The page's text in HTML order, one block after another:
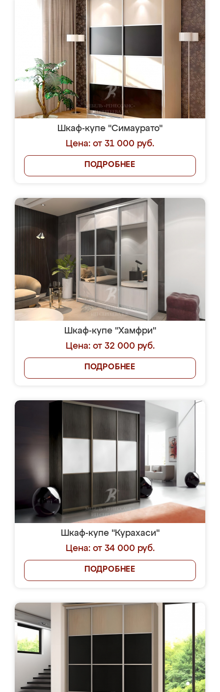
Шкаф-купе "Симаурато"
Цена: от 31 000 руб.
ПОДРОБНЕЕ
Шкаф-купе "Хамфри"
Цена: от 32 000 руб.
ПОДРОБНЕЕ
Шкаф-купе "Курахаси"
Цена: от 34 000 руб.
ПОДРОБНЕЕ